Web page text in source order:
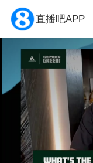
直播吧APP